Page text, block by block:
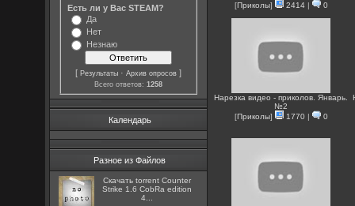
Есть ли у Вас STEAM?
Да
Нет
Незнаю
[Результаты ·Архив опросов ]
Всего ответов:1258
Календарь
Разное из Файлов
Скачать torrent Counter
Strike 1.6 CobRa edition
4...
[Приколы] 2414| 0
Нарезка видео - приколов. Январь.
№2
[Приколы] 1770 | 0